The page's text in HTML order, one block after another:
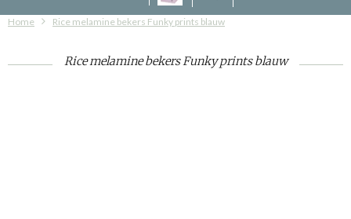
Home Rice melamine bekers Funky prints blauw
Rice melamine bekers Funky prints blauw